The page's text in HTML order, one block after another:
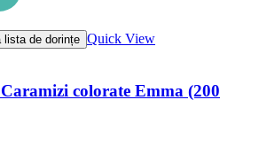
lista de dorințe Quick View
colorate Emma (200